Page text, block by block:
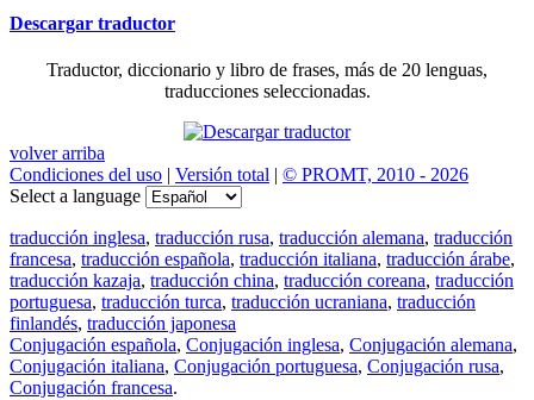
Descargar traductor
Traductor, diccionario y libro de frases, más de 20 lenguas,
traducciones seleccionadas.
volver arriba
Condiciones del uso | Versión total | © PROMT, 2010 - 2026
Select a language
traducción inglesa, traducción rusa, traducción alemana, traducción
francesa, traducción española, traducción italiana, traducción árabe,
traducción kazaja, traducción china, traducción coreana, traducción
portuguesa, traducción turca, traducción ucraniana, traducción
finlandés, traducción japonesa
Conjugación española, Conjugación inglesa, Conjugación alemana,
Conjugación italiana, Conjugación portuguesa, Conjugación rusa,
Conjugación francesa.